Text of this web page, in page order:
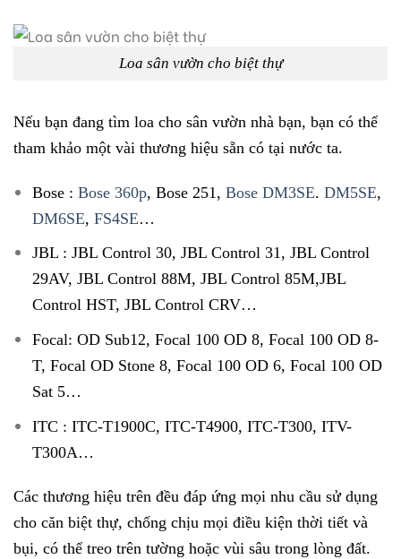
Loa sân vườn cho biệt thự
Nếu bạn đang tìm loa cho sân vườn nhà bạn, bạn có thể
tham khảo một vài thương hiệu sẵn có tại nước ta.
Bose : Bose 360p, Bose 251, Bose DM3SE. DM5SE,
DM6SE, FS4SE…
JBL : JBL Control 30, JBL Control 31, JBL Control
29AV, JBL Control 88M, JBL Control 85M,JBL
Control HST, JBL Control CRV…
Focal: OD Sub12, Focal 100 OD 8, Focal 100 OD 8-
T, Focal OD Stone 8, Focal 100 OD 6, Focal 100 OD
Sat 5…
ITC : ITC-T1900C, ITC-T4900, ITC-T300, ITV-
T300A…
Các thương hiệu trên đều đáp ứng mọi nhu cầu sử dụng
cho căn biệt thự, chống chịu mọi điều kiện thời tiết và
bụi, có thể treo trên tường hoặc vùi sâu trong lòng đất.